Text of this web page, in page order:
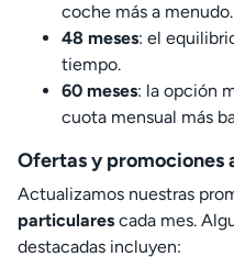
coche más a menudo.
48 meses: el
tiempo.
60 meses: la opción
cuota mensual más
Ofertas y promociones
Actualizamos nuestras
particulares cada mes.
destacadas incluyen: